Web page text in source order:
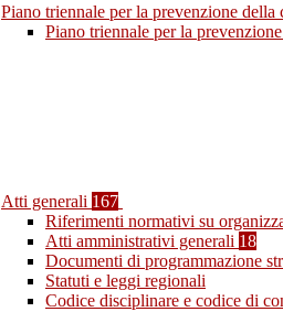
Piano triennale per la prevenzione della
Piano triennale per la
Atti generali 167
Riferimenti normativi su
Atti amministrativi generali 18
Documenti di programmazione
Statuti e leggi regionali
Codice disciplinare e codice di